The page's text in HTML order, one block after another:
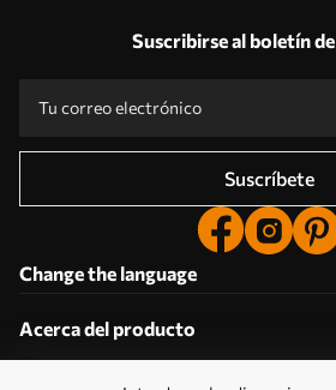
Suscribirse al boletín
Suscríbete
Change the language
Acerca del producto